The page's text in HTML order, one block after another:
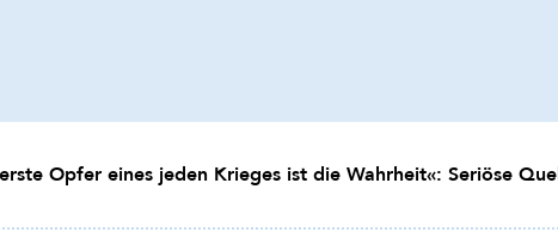
Opfer eines jeden Krieges ist die Wahrheit«: Seriöse